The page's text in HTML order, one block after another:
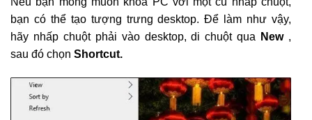
bạn có thể tạo tượng trưng desktop. Để làm như vậy,
hãy nhấp chuột phải vào desktop, di chuột qua
New ,
sau đó chọn Shortcut.